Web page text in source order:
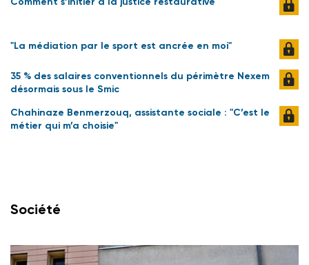
"La médiation par le sport est ancrée en moi"
35 % des salaires conventionnels du périmètre Nexem
désormais sous le Smic
Chahinaze Benmerzouq, assistante sociale : "C’est le
métier qui m’a choisie"
Société